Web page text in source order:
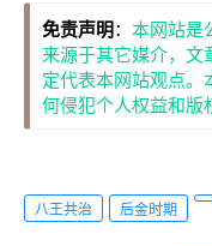
免责声明 ： 本网站是
来源于其它媒介，文
定代表本网站观点。
何侵犯个人权益和版
八王共治 后金时期